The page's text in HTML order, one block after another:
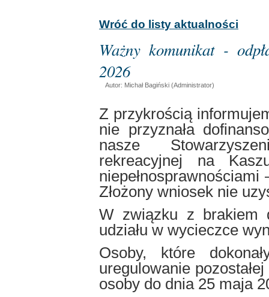
Wróć do listy aktualności
Ważny komunikat -
2026
Autor: Michał Bagiński (Administrator)
Z przykrością
nie przyznała
nasze
rekreacyjnej na
Złożony wniosek nie
W związku z brakiem
udziału w wycieczce
Osoby, które
uregulowanie
osoby do dnia 25 maja